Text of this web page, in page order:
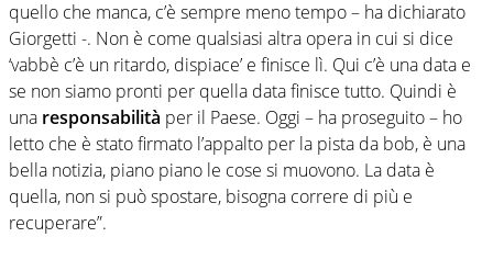
quello che manca, c’è sempre meno tempo – ha dichiarato
Giorgetti -. Non è come qualsiasi altra opera in cui si dice
‘vabbè c’è un ritardo, dispiace’ e finisce lì. Qui c’è una data e
se non siamo pronti per quella data finisce tutto. Quindi è
una responsabilità per il Paese. Oggi – ha proseguito – ho
letto che è stato firmato l’appalto per la pista da bob, è una
bella notizia, piano piano le cose si muovono. La data è
quella, non si può spostare, bisogna correre di più e
recuperare”.